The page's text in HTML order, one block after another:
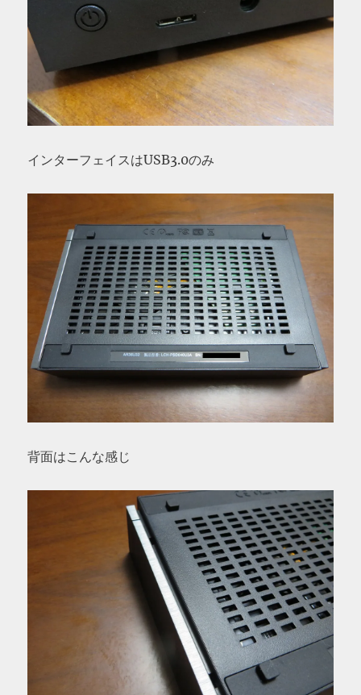
インターフェイスはUSB3.0のみ
背面はこんな感じ